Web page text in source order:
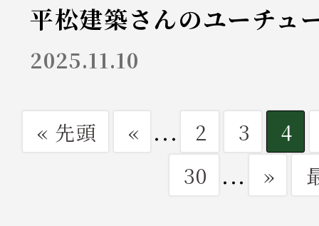
平松建築さんのユーチ
2025.11.10
« 先頭 « ... 2 3
4
30
... »